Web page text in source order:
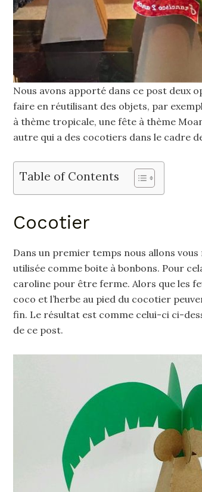
Nous avons apporté dans ce post deux
faire en réutilisant des objets, par
à thème tropicale, une fête à thème
autre qui a des cocotiers dans le cadre
Table of Contents
Cocotier
Dans un premier temps nous allons
utilisée comme boite à bonbons. Pour
caroline pour être ferme. Alors que les
coco et l’herbe au pied du cocotier
fin. Le résultat est comme celui-ci ci-
de ce post.